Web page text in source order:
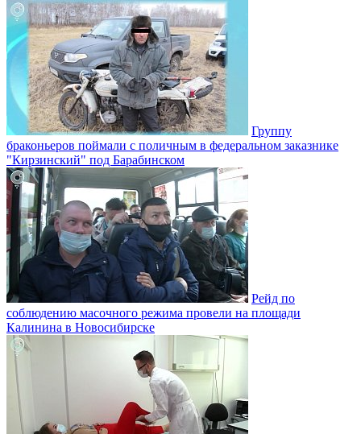
Группу
браконьеров поймали с поличным в федеральном заказнике
"Кирзинский" под Барабинском
Рейд по
соблюдению масочного режима провели на площади
Калинина в Новосибирске